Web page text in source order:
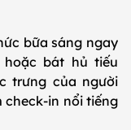
bữa sáng ngay
bát hủ tiếu
trưng của người
check-in nổi tiếng